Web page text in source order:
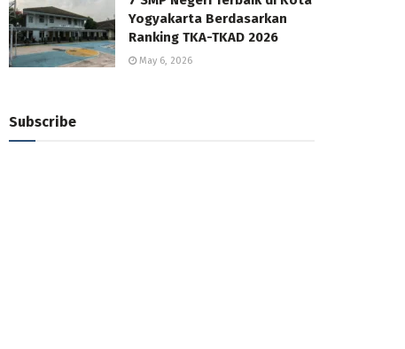
Yogyakarta Berdasarkan
Ranking TKA-TKAD 2026
May 6, 2026
Subscribe